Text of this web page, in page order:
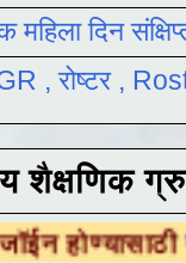
महिला दिन
GR , रोष्टर ,
शैक्षणिक
येथे क्लिक करा